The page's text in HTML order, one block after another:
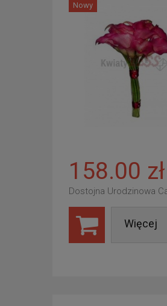
Nowy
158.00 zł
Dostojna Urodzinowa
Więcej